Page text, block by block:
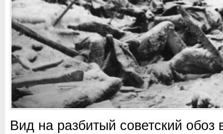
Вид на разбитый советский